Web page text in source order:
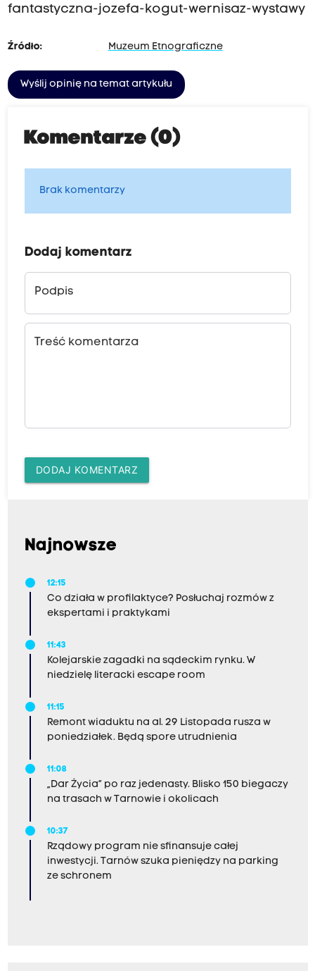
fantastyczna-jozefa-kogut-wernisaz-wystawy
Źródło: Muzeum Etnograficzne
Wyślij opinię na temat artykułu
Komentarze (0)
Brak komentarzy
Dodaj komentarz
Podpis
Treść komentarza
DODAJ KOMENTARZ
Najnowsze
12:15
Co działa w profilaktyce? Posłuchaj rozmów z
ekspertami i praktykami
11:43
Kolejarskie zagadki na sądeckim rynku. W
niedzielę literacki escape room
11:15
Remont wiaduktu na al. 29 Listopada rusza w
poniedziałek. Będą spore utrudnienia
11:08
„Dar Życia” po raz jedenasty. Blisko 150 biegaczy
na trasach w Tarnowie i okolicach
10:37
Rządowy program nie sfinansuje całej
inwestycji. Tarnów szuka pieniędzy na parking
ze schronem